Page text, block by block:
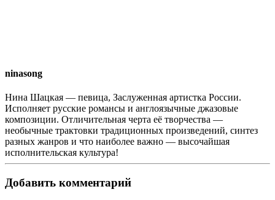
ninasong
Нина Шацкая — певица, Заслуженная артистка России.
Исполняет русские романсы и англоязычные джазовые
композиции. Отличительная черта её творчества —
необычные трактовки традиционных произведений, синтез
разных жанров и что наиболее важно — высочайшая
исполнительская культура!
Добавить комментарий